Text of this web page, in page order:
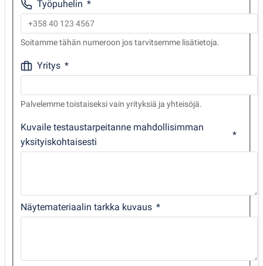
Työpuhelin
Soitamme tähän numeroon jos tarvitsemme lisätietoja.
Yritys
Palvelemme toistaiseksi vain yrityksiä ja yhteisöjä.
Kuvaile testaustarpeitanne mahdollisimman
yksityiskohtaisesti
Näytemateriaalin tarkka kuvaus